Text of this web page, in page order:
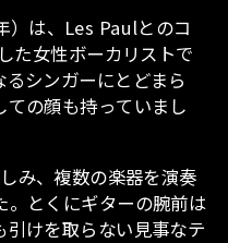
）は、Les Paulとのコ
た女性ボーカリストで
シンガーにとどまら
の顔も持っていまし
み、複数の楽器を演奏
。とくにギターの腕前は
けを取らない見事なテ